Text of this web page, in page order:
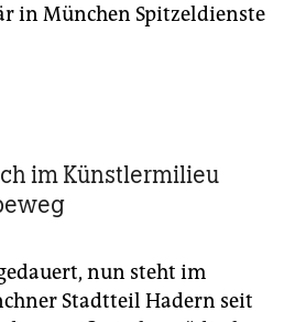
in München Spitzeldienste
im Künstlermilieu
nun steht im
Stadtteil Hadern seit